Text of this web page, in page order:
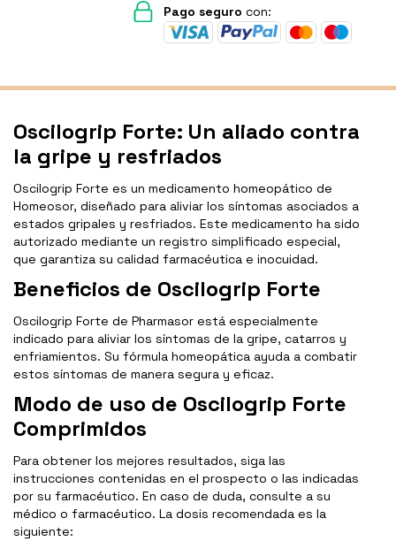
Pago seguro con:
Oscilogrip Forte: Un aliado contra
la gripe y resfriados
Oscilogrip Forte es un medicamento homeopático de
Homeosor, diseñado para aliviar los síntomas asociados a
estados gripales y resfriados. Este medicamento ha sido
autorizado mediante un registro simplificado especial,
que garantiza su calidad farmacéutica e inocuidad.
Beneficios de Oscilogrip Forte
Oscilogrip Forte de Pharmasor está especialmente
indicado para aliviar los síntomas de la gripe, catarros y
enfriamientos. Su fórmula homeopática ayuda a combatir
estos síntomas de manera segura y eficaz.
Modo de uso de Oscilogrip Forte
Comprimidos
Para obtener los mejores resultados, siga las
instrucciones contenidas en el prospecto o las indicadas
por su farmacéutico. En caso de duda, consulte a su
médico o farmacéutico. La dosis recomendada es la
siguiente: